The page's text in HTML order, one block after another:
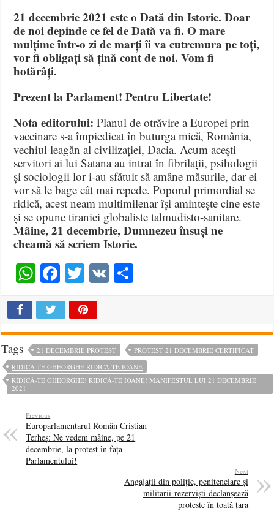
21 decembrie 2021 este o Dată din Istorie. Doar
de noi depinde ce fel de Dată va fi. O mare
mulțime într-o zi de marți îi va cutremura pe toți,
vor fi obligați să țină cont de noi. Vom fi
hotărâți.
Prezent la Parlament! Pentru Libertate!
Nota editorului: Planul de otrăvire a Europei prin
vaccinare s-a împiedicat în buturga mică, România,
vechiul leagăn al civilizației, Dacia. Acum acești
servitori ai lui Satana au intrat în fibrilații, psihologii
și sociologii lor i-au sfătuit să amâne măsurile, dar ei
vor să le bage cât mai repede. Poporul primordial se
ridică, acest neam multimilenar își amintește cine este
și se opune tiraniei globaliste talmudisto-sanitare.
Mâine, 21 decembrie, Dumnezeu însuși ne
cheamă să scriem Istorie.
WhatsApp
Facebook
Twitter
VK
Tags 21 DECEMBRIE PROTEST
PROTEST 21 DECEMBRIE CERTIFICAT
RIDICA-TE GHEORGHE RIDICA-TE IOANE
RIDICĂ-TE GHEORGHE! RIDICĂ-TE IOANE! MANIFESTUL LUI 21 DECEMBRIE
2021
Previous
Europarlamentarul Român Cristian
Terheș: Ne vedem mâine, pe 21
decembrie, la protest în fața
Parlamentului!
Next
Angajații din poliție, penitenciare și
militarii rezerviști declanșează
proteste în toată țara